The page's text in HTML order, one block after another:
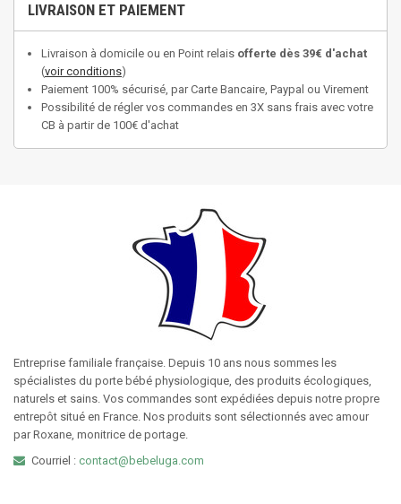
LIVRAISON ET PAIEMENT
Livraison à domicile ou en Point relais offerte dès 39€ d'achat
(voir conditions)
Paiement 100% sécurisé, par Carte Bancaire, Paypal ou Virement
Possibilité de régler vos commandes en 3X sans frais avec votre
CB à partir de 100€ d'achat
Entreprise familiale française. Depuis 10 ans nous sommes les
spécialistes du porte bébé physiologique, des produits écologiques,
naturels et sains. Vos commandes sont expédiées depuis notre propre
entrepôt situé en France. Nos produits sont sélectionnés avec amour
par Roxane, monitrice de portage.
Courriel : contact@bebeluga.com